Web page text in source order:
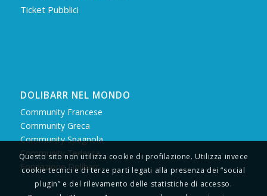
Ticket Pubblici
DOLIBARR NEL MONDO
Community Francese
Community Greca
Community Spagnola
Community Tedesca
Fondazione Dolibarr
Questo sito non utilizza cookie di profilazione. Utilizza invece
cookie tecnici e di terze parti legati alla presenza dei “social
plugin” e del rilevamento delle statistiche di accesso.